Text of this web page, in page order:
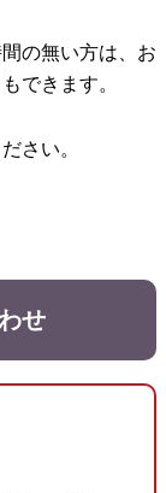
の無い方は、お
できます。
さい。
せ